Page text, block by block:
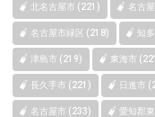
北名古屋市 (221) 名古
名古屋市緑区 (218) 知
津島市 (219) 東海市
長久手市 (221) 日進市
名古屋市 (233) 愛知郡